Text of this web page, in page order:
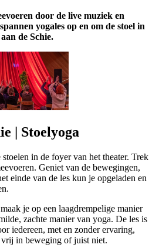
door de live muziek en
yogales op en om de stoel in
de Schie.
| Stoelyoga
in de foyer van het theater. Trek
Geniet van de bewegingen,
einde van de les kun je opgeladen en
je op een laagdrempelige manier
zachte manier van yoga. De les is
iedereen, met en zonder ervaring,
in beweging of juist niet.